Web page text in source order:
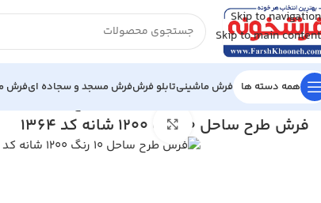
Skip to navigation
Skip to main content
همه دسته ها فرش ماشینیتابلو فرشفرش مسجد و سجاده ایفرش
خانه/فرش ماشینی
فرش طرح ساحل 10 رنگ 1200 شانه کد 1364 بزرگنمایی تصویر